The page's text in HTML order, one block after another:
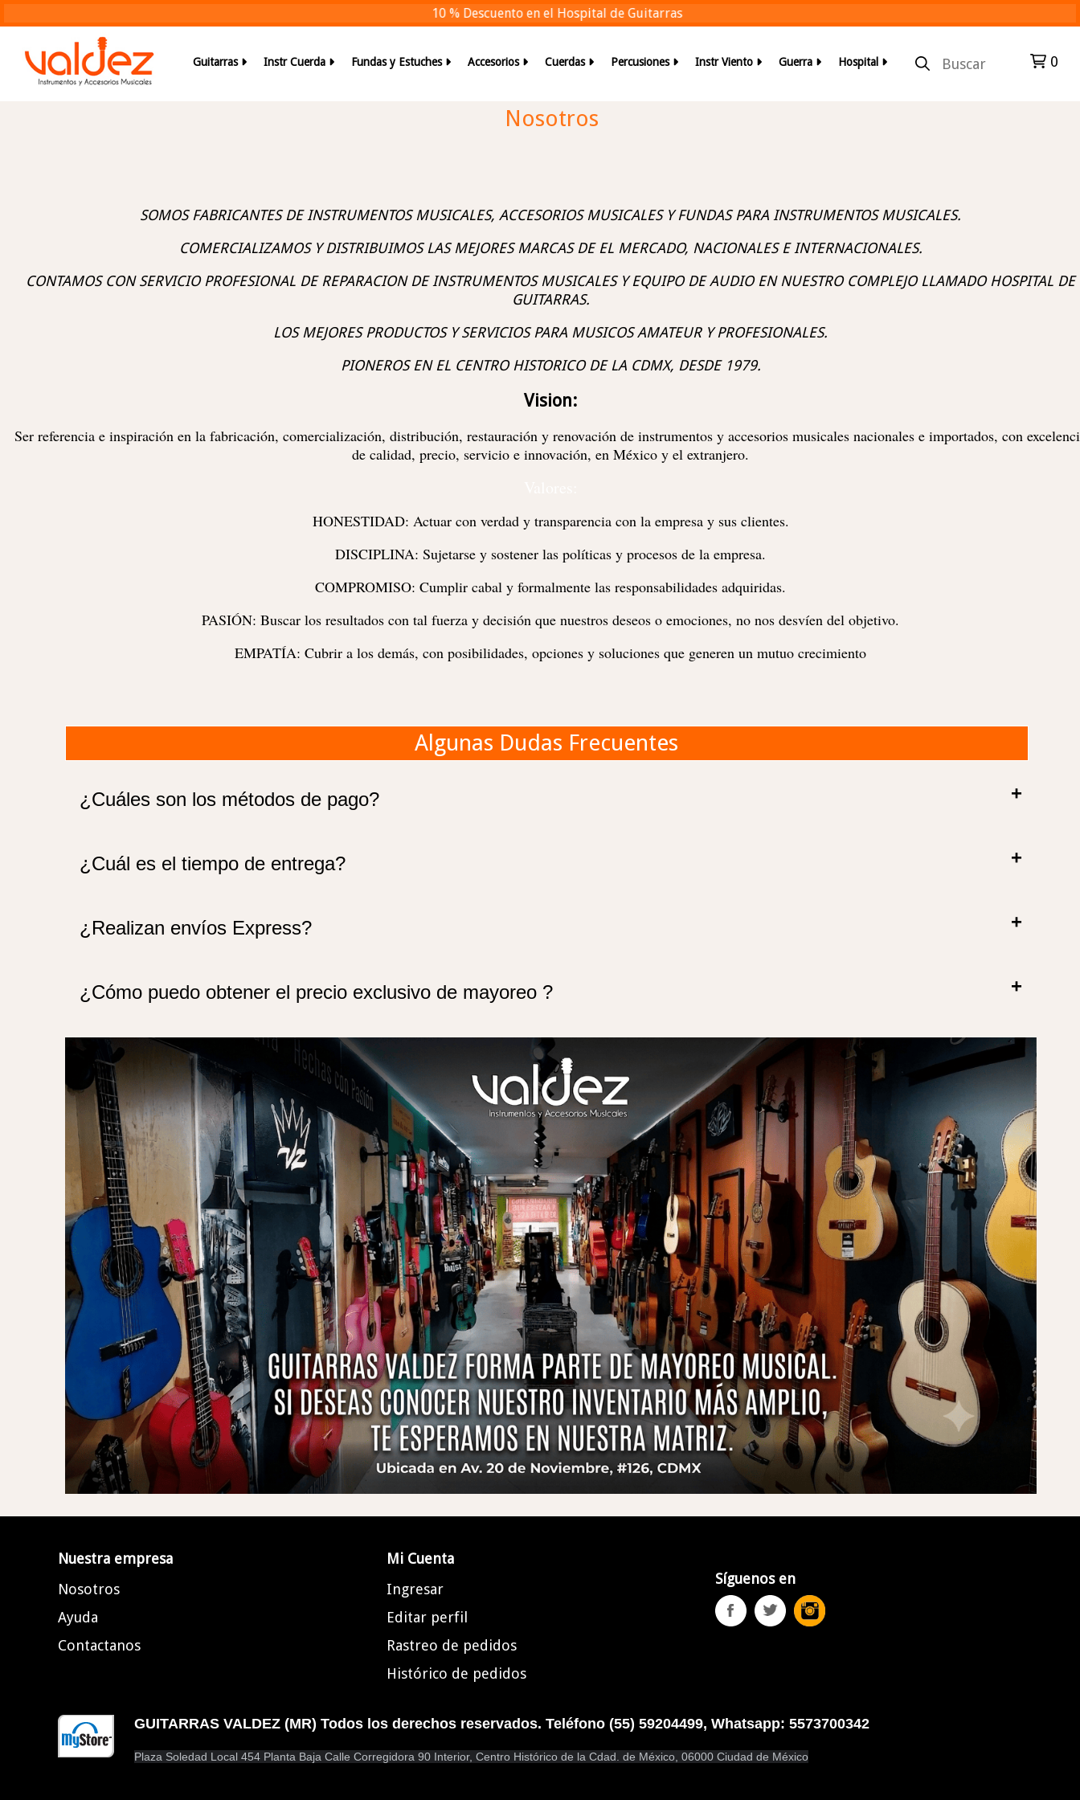
10 % Descuento en el Hospital de Guitarras
0
Guitarras Instr Cuerda Fundas y Estuches Accesorios Cuerdas Percusiones Instr Viento Guerra Hospital
Nosotros
SOMOS FABRICANTES DE INSTRUMENTOS MUSICALES, ACCESORIOS MUSICALES Y FUNDAS PARA INSTRUMENTOS MUSICALES.
COMERCIALIZAMOS Y DISTRIBUIMOS LAS MEJORES MARCAS DE EL MERCADO, NACIONALES E INTERNACIONALES.
CONTAMOS CON SERVICIO PROFESIONAL DE REPARACION DE INSTRUMENTOS MUSICALES Y EQUIPO DE AUDIO EN NUESTRO COMPLEJO LLAMADO HOSPITAL DE
GUITARRAS.
LOS MEJORES PRODUCTOS Y SERVICIOS PARA MUSICOS AMATEUR Y PROFESIONALES.
PIONEROS EN EL CENTRO HISTORICO DE LA CDMX, DESDE 1979.
Vision:
Ser referencia e inspiración en la fabricación, comercialización, distribución, restauración y renovación de instrumentos y accesorios musicales nacionales e importados, con
de calidad, precio, servicio e innovación, en México y el extranjero.
HONESTIDAD: Actuar con verdad y transparencia con la empresa y sus clientes.
DISCIPLINA: Sujetarse y sostener las políticas y procesos de la empresa.
COMPROMISO: Cumplir cabal y formalmente las responsabilidades adquiridas.
PASIÓN: Buscar los resultados con tal fuerza y decisión que nuestros deseos o emociones, no nos desvíen del objetivo.
EMPATÍA: Cubrir a los demás, con posibilidades, opciones y soluciones que generen un mutuo crecimiento
Algunas Dudas Frecuentes
¿Cuáles son los métodos de pago?
¿Cuál es el tiempo de entrega?
¿Realizan envíos Express?
¿Cómo puedo obtener el precio exclusivo de mayoreo ?
Nuestra empresa
Nosotros
Ayuda
Contactanos
Mi Cuenta
Ingresar
Editar perfil
Rastreo de pedidos
Histórico de pedidos
Síguenos en
GUITARRAS VALDEZ (MR) Todos los derechos reservados. Teléfono (55) 59204499, Whatsapp: 5573700342
Plaza Soledad Local 454 Planta Baja Calle Corregidora 90 Interior, Centro Histórico de la Cdad. de México, 06000 Ciudad de México